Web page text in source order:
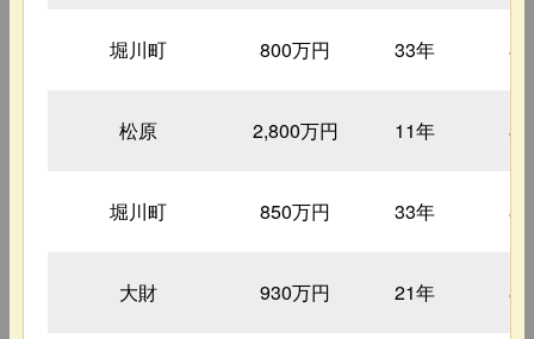
堀川町 800万円 33年
松原 2,800万円 11年
堀川町 850万円 33年
大財 930万円 21年